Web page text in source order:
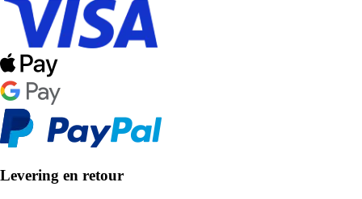
Levering en retour